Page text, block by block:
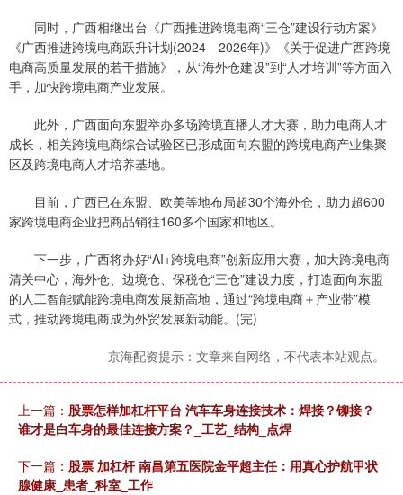
同时，广西相继出台《广西推进跨境电商“三仓”建设行动方案》
《广西推进跨境电商跃升计划(2024—2026年)》《关于促进广西跨境
电商高质量发展的若干措施》，从“海外仓建设”到“人才培训”等方面入
手，加快跨境电商产业发展。
此外，广西面向东盟举办多场跨境直播人才大赛，助力电商人才
成长，相关跨境电商综合试验区已形成面向东盟的跨境电商产业集聚
区及跨境电商人才培养基地。
目前，广西已在东盟、欧美等地布局超30个海外仓，助力超600
家跨境电商企业把商品销往160多个国家和地区。
下一步，广西将办好“AI+跨境电商”创新应用大赛，加大跨境电商
清关中心，海外仓、边境仓、保税仓“三仓”建设力度，打造面向东盟
的人工智能赋能跨境电商发展新高地，通过“跨境电商＋产业带”模
式，推动跨境电商成为外贸发展新动能。(完)
京海配资提示：文章来自网络，不代表本站观点。
上一篇： 股票怎样加杠杆平台 汽车车身连接技术：焊接？铆接？
谁才是白车身的最佳连接方案？_工艺_结构_点焊
下一篇： 股票 加杠杆 南昌第五医院金平超主任：用真心护航甲状
腺健康_患者_科室_工作